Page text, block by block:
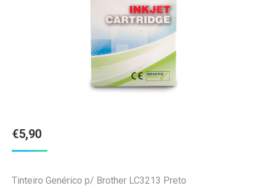
€5,90
Tinteiro Genérico p/ Brother LC3213 Preto